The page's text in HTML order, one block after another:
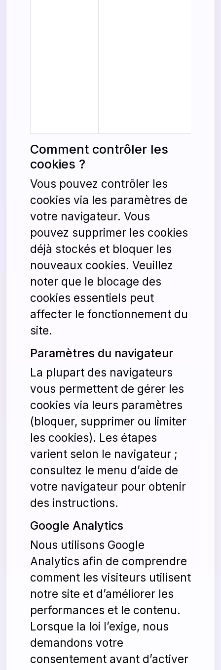
Comment contrôler les
cookies ?
Vous pouvez contrôler les
cookies via les paramètres de
votre navigateur. Vous
pouvez supprimer les cookies
déjà stockés et bloquer les
nouveaux cookies. Veuillez
noter que le blocage des
cookies essentiels peut
affecter le fonctionnement du
site.
Paramètres du navigateur
La plupart des navigateurs
vous permettent de gérer les
cookies via leurs paramètres
(bloquer, supprimer ou limiter
les cookies). Les étapes
varient selon le navigateur ;
consultez le menu d’aide de
votre navigateur pour obtenir
des instructions.
Google Analytics
Nous utilisons Google
Analytics afin de comprendre
comment les visiteurs utilisent
notre site et d’améliorer les
performances et le contenu.
Lorsque la loi l’exige, nous
demandons votre
consentement avant d’activer